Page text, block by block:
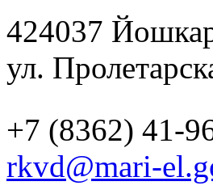
424037
ул.
+7 (8362) 41-
rkvd@mari-